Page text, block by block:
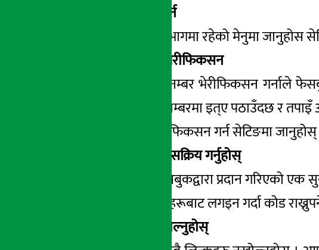
पासवर्ड परिवर्तन गर्न
दाया तर्फको माथि भागमा रहेको मेनुमा
२. मोबाइल नम्बर भेरीफिकसन
तपाईंको मोबाईल नम्बर भेरीफिकसन गर्नाले
तपाइँको मोबाइल नम्बरमा इत्ए पठाउँदछ र
मोबाईल नम्बर भेरीफिकसन गर्न सेटिङमा
३. ‘लागिन अप्रुभल’ सक्रिय गर्नुहोस्
लगइन अप्रुभल फेसबुकद्वारा प्रदान गरिएको एक
अपरिचित डिभाइसहरूबाट लगइन गर्दा कोड
४.स्पाम लिन्क नखोल्नुहोस्